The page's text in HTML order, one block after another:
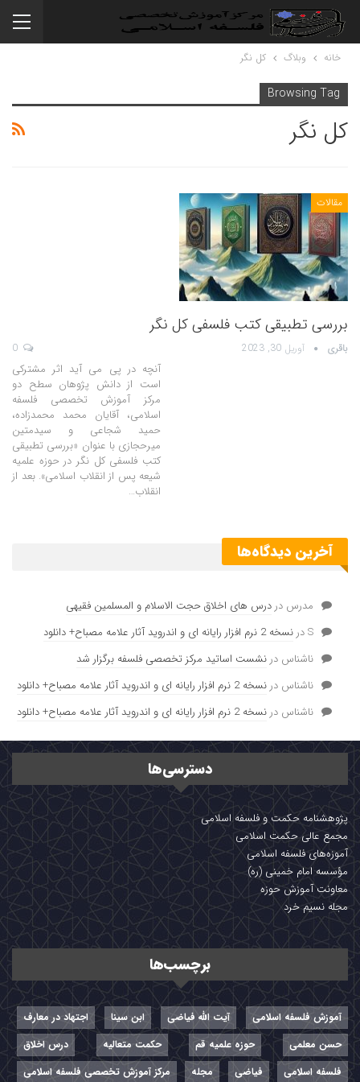
خانه وبلاگ کل نگر
Browsing Tag
کل نگر
مقالات
بررسی تطبیقی کتب فلسفی کل نگر
باقری آوریل 30, 2023
آنچه در پی می آید اثر مشترکی
است از دانش پژوهان سطح دو
مرکز آموزش تخصصی فلسفه
اسلامی، آقایان محمد محمدزاده،
حمید شجاعی و سیدمتین
میرحجازی با عنوان «بررسی تطبیقی
کتب فلسفی کل نگر در حوزه علمیه
شیعه پس از انقلاب اسلامی». بعد از
انقلاب…
آخرین دیدگاه‌ها
مدرس در درس های اخلاق حجت الاسلام و المسلمین فقیهی
Sدر نسخه 2 نرم افزار رایانه ای و اندروید آثار علامه مصباح+ دانلود
ناشناس در نشست اساتید مرکز تخصصی فلسفه برگزار شد
ناشناس در نسخه 2 نرم افزار رایانه ای و اندروید آثار علامه مصباح+ دانلود
ناشناس در نسخه 2 نرم افزار رایانه ای و اندروید آثار علامه مصباح+ دانلود
دسترسی‌ها
پژوهشنامه حکمت و فلسفه اسلامی
مجمع عالی حکمت اسلامی
آموزه‌های فلسفه اسلامی
مؤسسه امام خمینی (ره)
معاونت آموزش حوزه
مجله نسیم خرد
برچسب‌ها
آموزش فلسفه اسلامی آیت الله فیاضی ابن سینا
اجتهاد در معارف
حسن معلمی
حوزه علمیه قم حکمت متعالیه
درس اخلاق
فلسفه اسلامی
فیاضی مجله مرکز آموزش تخصصی فلسفه اسلامی